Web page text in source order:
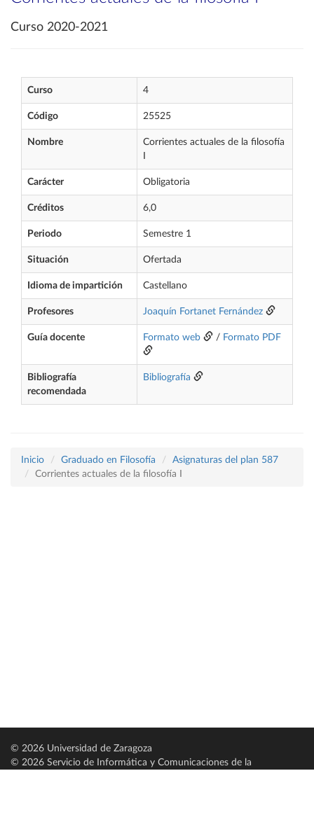
Curso 2020-2021
Curso 4
Código 25525
Nombre
Corrientes actuales de la filosofía
Carácter Obligatoria
Créditos 6,0
Periodo Semestre 1
Situación Ofertada
Idioma de impartición Castellano
Profesores Joaquín Fortanet Fernández
Guía docente Formato web / Formato PDF
Bibliografía
recomendada
Bibliografía
Inicio Graduado en Filosofía
Asignaturas del plan 587
Corrientes actuales de la filosofía I
© 2026 Universidad de Zaragoza
© 2026 Servicio de Informática y Comunicaciones de la